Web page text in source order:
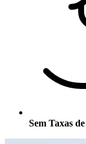
Sem Taxas